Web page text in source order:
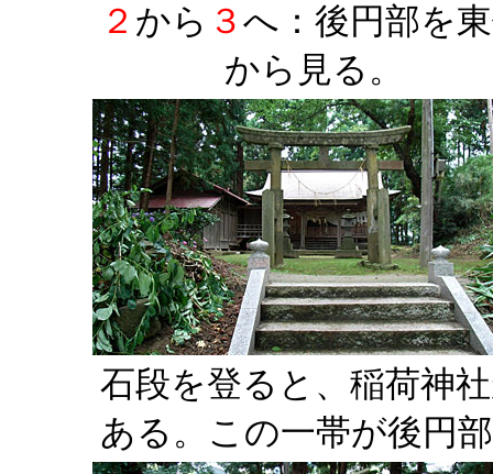
２ から ３へ：後円部を
から見る。
石段を登ると、稲荷神
ある。この一帯が後円